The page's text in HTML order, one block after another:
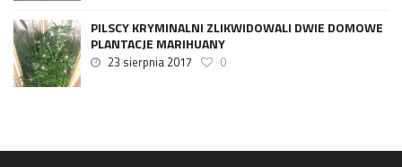
PILSCY KRYMINALNI ZLIKWIDOWALI DWIE DOMOWE
PLANTACJE MARIHUANY
23 sierpnia 2017 0